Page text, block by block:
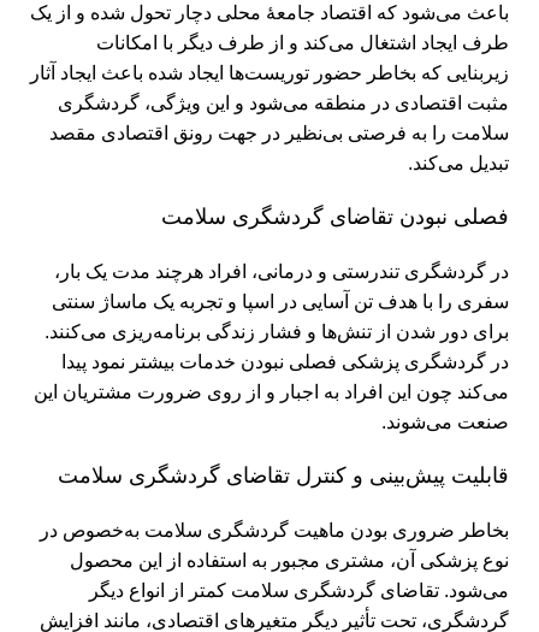
باعث می‌شود که اقتصاد جامعۀ محلی دچار تحول شده و از یک
طرف ایجاد اشتغال می‌کند و از طرف دیگر با امکانات
زیربنایی که بخاطر حضور توریست‌ها ایجاد شده باعث ایجاد آثار
مثبت اقتصادی در منطقه می‌شود و این ویژگی، گردشگری
سلامت را به فرصتی بی‌نظیر در جهت رونق اقتصادی مقصد
تبدیل می‌کند.
فصلی نبودن تقاضای گردشگری سلامت
در گردشگری تندرستی و درمانی، افراد هرچند مدت یک بار،
سفری را با هدف تن آسایی در اسپا و تجربه یک ماساژ سنتی
برای دور شدن از تنش‌ها و فشار زندگی برنامه‌ریزی می‌کنند.
در گردشگری پزشکی فصلی نبودن خدمات بیشتر نمود پیدا
می‌کند چون این افراد به اجبار و از روی ضرورت مشتریان این
صنعت می‌شوند.
قابلیت پیش‌بینی و کنترل تقاضای گردشگری سلامت
بخاطر ضروری بودن ماهیت گردشگری سلامت به‌خصوص در
نوع پزشکی آن، مشتری مجبور به استفاده از این محصول
می‌شود. تقاضای گردشگری سلامت کمتر از انواع دیگر
گردشگری، تحت تأثیر دیگر متغیرهای اقتصادی، مانند افزایش